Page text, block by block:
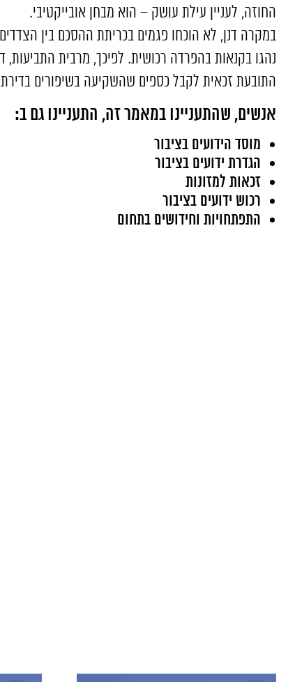
החוזה, לעניין עילת עושק – הוא מבחן אובייקטיבי.
במקרה דנן, לא הוכחו פגמים בכריתת ההסכם בין
נהגו בקנאות בהפרדה רכושית. לפיכך, מרבית התביעות,
התובעת זכאית לקבל כספים שהשקיעה בשיפורים
אנשים, שהתעניינו במאמר זה, התעניינו גם ב:
מוסד הידועים בציבור
הגדרת ידועים בציבור
זכאות למזונות
רכוש ידועים בציבור
התפתחויות וחידושים בתחום